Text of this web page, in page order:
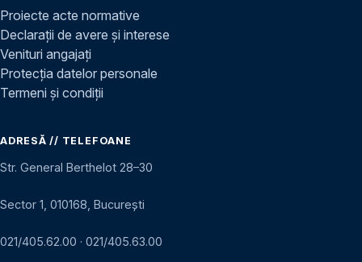
Proiecte acte normative
Declarații de avere și interese
Venituri angajați
Protecția datelor personale
Termeni și condiții
ADRESĂ // TELEFOANE
Str. General Berthelot 28–30
Sector 1, 010168, București
021/405.62.00 · 021/405.63.00